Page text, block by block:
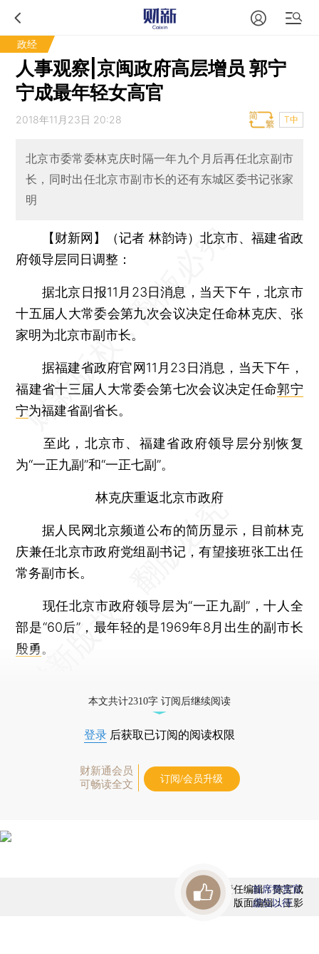
政经
人事观察|京闽政府高层增员 郭宁
宁成最年轻女高官
2018年11月23日 20:28 T中
北京市委常委林克庆时隔一年九个月后再任北京副市
长，同时出任北京市副市长的还有东城区委书记张家
明
【财新网】（记者 林韵诗）北京市、福建省政
府领导层同日调整：
据北京日报11月23日消息，当天下午，北京市
十五届人大常委会第九次会议决定任命林克庆、张
家明为北京市副市长。
据福建省政府官网11月23日消息，当天下午，
福建省十三届人大常委会第七次会议决定任命郭宁
宁为福建省副省长。
至此，北京市、福建省政府领导层分别恢复
为“一正九副”和“一正七副”。
林克庆重返北京市政府
据人民网北京频道公布的简历显示，目前林克
庆兼任北京市政府党组副书记，有望接班张工出任
常务副市长。
现任北京市政府领导层为“一正九副”，十人全
部是“60后”，最年轻的是1969年8月出生的副市长
殷勇。
本文共计2310字 订阅后继续阅读
登录 后获取已订阅的阅读权限
财新通会员
可畅读全文
订阅/会员升级
责任编辑：陈宝成
版面编辑：王影
首席赞赏官
虚位以待